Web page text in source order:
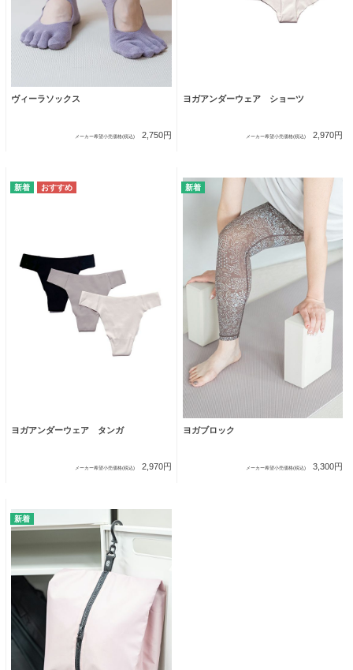
ヴィーラソックス
メーカー希望小売価格(税込) 2,750円
ヨガアンダーウェア ショーツ
メーカー希望小売価格(税込) 2,970円
ヨガアンダーウェア タンガ
メーカー希望小売価格(税込) 2,970円
ヨガブロック
メーカー希望小売価格(税込) 3,300円